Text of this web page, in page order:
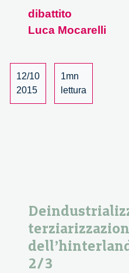
dibattito
Luca Mocarelli
12/10
2015
1mn
lettura
2/3